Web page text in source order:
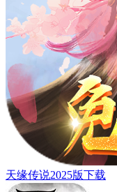
天缘传说2025版下载